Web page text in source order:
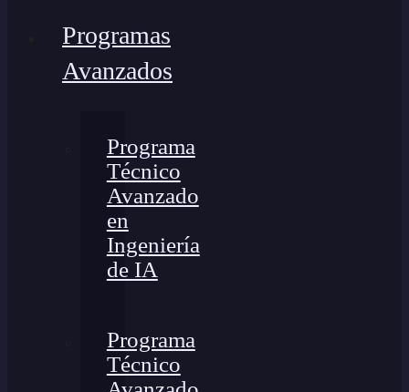
Programas
Avanzados
Programa
Técnico
Avanzado
en
Ingeniería
de IA
Programa
Técnico